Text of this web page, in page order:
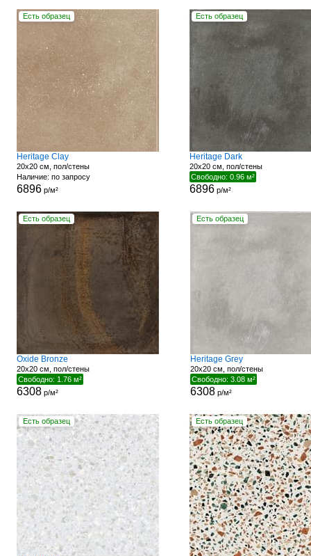
Есть образец
Heritage Clay
20x20 см, пол/стены
Наличие: по запросу
6896р/м²
Есть образец
Heritage Dark
20x20 см, пол/стены
Свободно: 0.96 м²
6896р/м²
Есть образец
Oxide Bronze
20x20 см, пол/стены
Свободно: 1.76 м²
6308р/м²
Есть образец
Heritage Grey
20x20 см, пол/стены
Свободно: 3.08 м²
6308р/м²
Есть образец Есть образец